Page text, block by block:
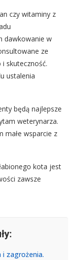
czy witaminy z
dawkowanie w
ze
skuteczność.
ustalenia
będą najlepsze
weterynarza.
małe wsparcie z
kota jest
zawsze
i zagrożenia.